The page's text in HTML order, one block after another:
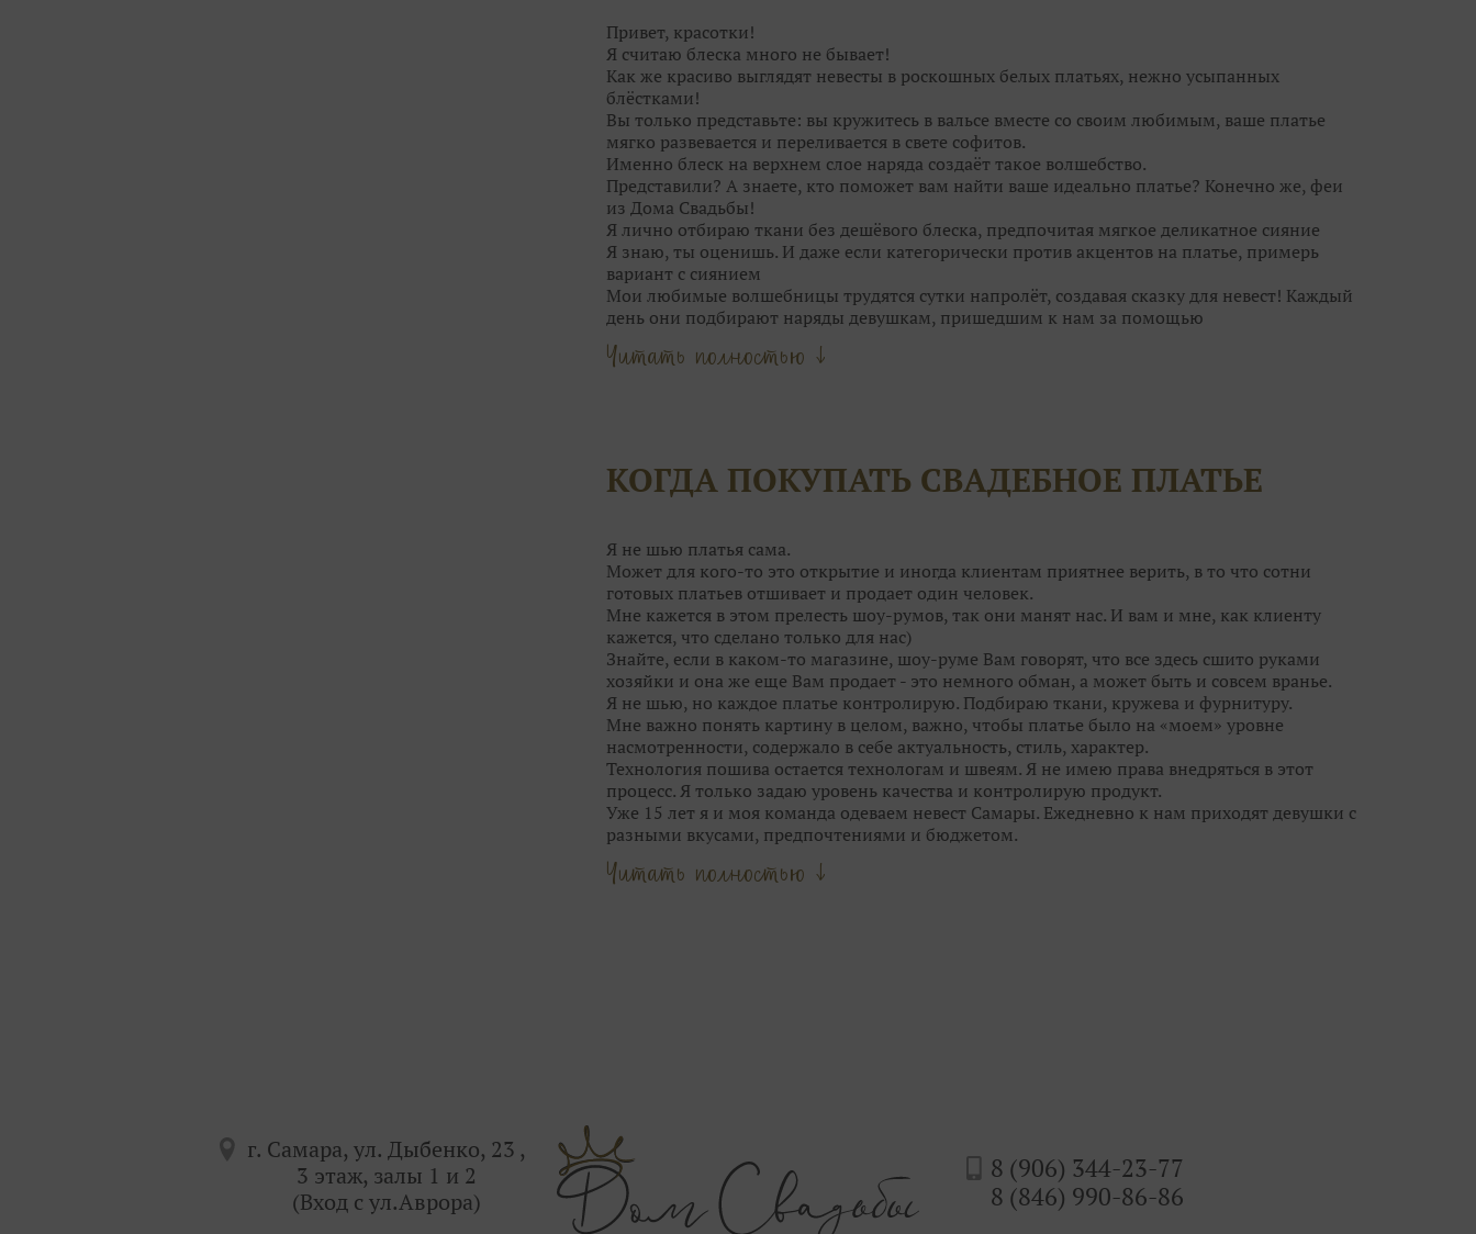
замечаете.
Привет, красотки!
Я считаю блеска много не бывает!
Как же красиво выглядят невесты в роскошных белых платьях, нежно усыпанных
блёстками!
Вы только представьте: вы кружитесь в вальсе вместе со своим любимым, ваше платье
мягко развевается и переливается в свете софитов.
Именно блеск на верхнем слое наряда создаёт такое волшебство.⠀
Представили? А знаете, кто поможет вам найти ваше идеально платье? Конечно же, феи
из Дома Свадьбы!
Я лично отбираю ткани без дешёвого блеска, предпочитая мягкое деликатное сияние
Я знаю, ты оценишь. И даже если категорически против акцентов на платье, примерь
вариант с сиянием
Мои любимые волшебницы трудятся сутки напролёт, создавая сказку для невест! Каждый
день они подбирают наряды девушкам, пришедшим к нам за помощью
Они точно знаю, кому идёт мягкий блеск серебра, а для кого идеальна пудровая дымка.
Мои феечки не только находят для вас идеальное платье, но и туфельки, украшения. И
вопросы, сделать сложный выбор и даже сберегут ваши силы!
А чтобы примерка не была скучной, угостят воздушным шампанским и сладкими
Поэтому приходите в Дом Свадьбы за идеальным образом на свадьбу и приводите своих
гостей. Им мы тоже поможем!
Читать полностью ↓
КОГДА ПОКУПАТЬ СВАДЕБНОЕ ПЛАТЬЕ
Я не шью платья сама.
Может для кого-то это открытие и иногда клиентам приятнее верить, в то что сотни
готовых платьев отшивает и продает один человек.
Мне кажется в этом прелесть шоу-румов, так они манят нас. И вам и мне, как клиенту
кажется, что сделано только для нас)
Знайте, если в каком-то магазине, шоу-руме Вам говорят, что все здесь сшито руками
хозяйки и она же еще Вам продает - это немного обман, а может быть и совсем вранье.
Я не шью, но каждое платье контролирую. Подбираю ткани, кружева и фурнитуру.
Мне важно понять картину в целом, важно, чтобы платье было на «моем» уровне
насмотренности, содержало в себе актуальность, стиль, характер.
Технология пошива остается технологам и швеям. Я не имею права внедряться в этот
процесс. Я только задаю уровень качества и контролирую продукт.
Уже 15 лет я и моя команда одеваем невест Самары. Ежедневно к нам приходят девушки с
разными вкусами, предпочтениями и бюджетом.
Опыт и время научили меня видеть грань между потребностью реальных людей и фешн-
стилем свадебных брендов.
Читать полностью ↓
г. Самара, ул. Дыбенко, 23 ,
3 этаж, залы 1 и 2
(Вход с ул.Аврора)
8 (906) 344-23-77
8 (846) 990-86-86